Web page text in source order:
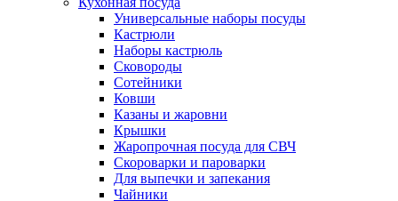
Универсальные наборы посуды
Кастрюли
Наборы кастрюль
Сковороды
Сотейники
Ковши
Казаны и жаровни
Крышки
Жаропрочная посуда для СВЧ
Скороварки и пароварки
Для выпечки и запекания
Чайники